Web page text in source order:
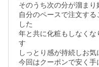
そのうち次の分が溜まり
自分のペースで注文す
した
年と共に化粧もしなく
す
しっとり感が持続しお気
今回はクーポンで安く手